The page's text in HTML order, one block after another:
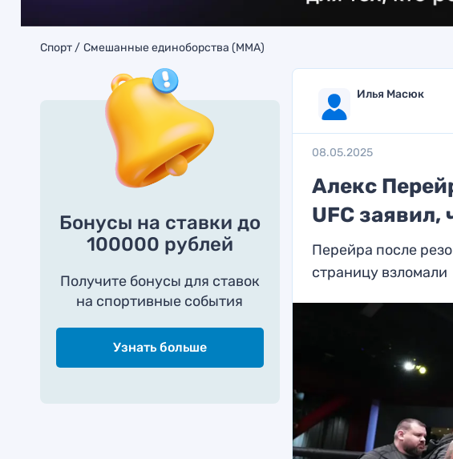
Спорт Смешанные единоборства (MMA)
Бонусы на ставки до
100000 рублей
Получите бонусы для ставок
на спортивные события
Узнать больше
Илья Масюк
08.05.2025
Алекс
UFC заявил,
Перейра после
страницу взломали